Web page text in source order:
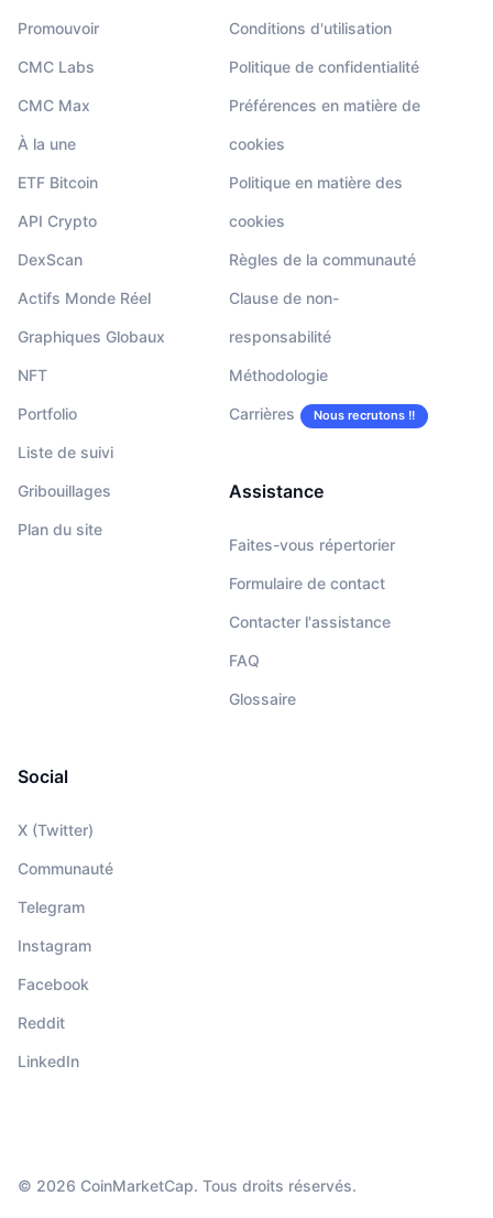
Promouvoir
CMC Labs
CMC Max
À la une
ETF Bitcoin
API Crypto
DexScan
Actifs Monde Réel
Graphiques Globaux
NFT
Portfolio
Liste de suivi
Gribouillages
Plan du site
Conditions d'utilisation
Politique de confidentialité
Préférences en matière de
cookies
Politique en matière des
cookies
Règles de la communauté
Clause de non-
responsabilité
Méthodologie
Carrières Nous recrutons !!
Assistance
Faites-vous répertorier
Formulaire de contact
Contacter l'assistance
FAQ
Glossaire
Social
X (Twitter)
Communauté
Telegram
Instagram
Facebook
Reddit
LinkedIn
© 2026 CoinMarketCap. Tous droits réservés.